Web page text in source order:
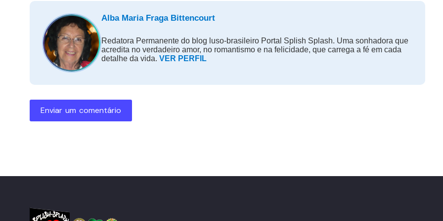
Alba Maria Fraga Bittencourt
Redatora Permanente do blog luso-brasileiro Portal Splish Splash. Uma sonhadora que
acredita no verdadeiro amor, no romantismo e na felicidade, que carrega a fé em cada
detalhe da vida. VER PERFIL
Enviar um comentário